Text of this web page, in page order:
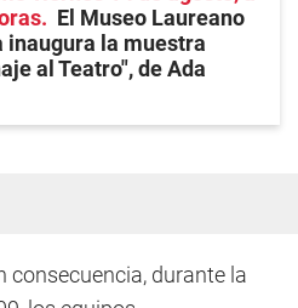
El Museo Laureano
inaugura la muestra
al Teatro", de Ada
consecuencia, durante la